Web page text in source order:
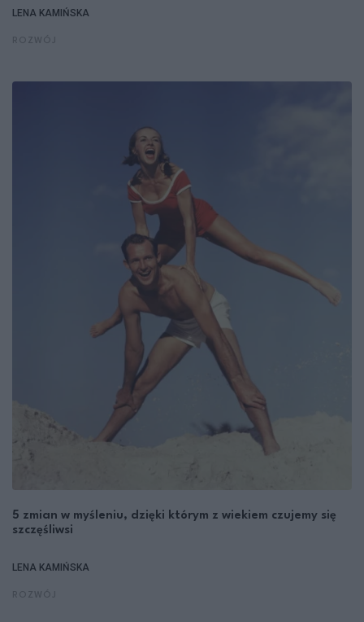
LENA KAMIŃSKA
5 zmian w myśleniu, dzięki którym z wiekiem czujemy się
szczęśliwsi
LENA KAMIŃSKA